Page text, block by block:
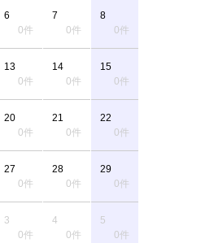
6
0件
7
0件
8
0件
13
0件
14
0件
15
0件
20
0件
21
0件
22
0件
27
0件
28
0件
29
0件
3
0件
4
0件
5
0件